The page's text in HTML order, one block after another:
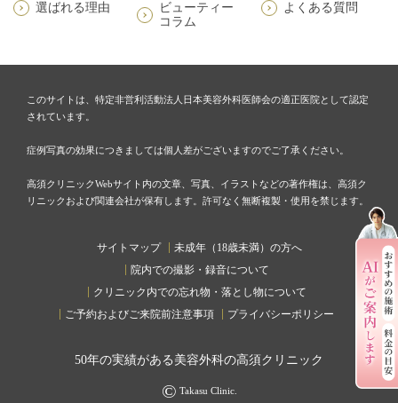
選ばれる理由
ビューティー
コラム
よくある質問
このサイトは、特定非営利活動法人日本美容外科医師会の適正医院として認定
されています。
症例写真の効果につきましては個人差がございますのでご了承ください。
高須クリニックWebサイト内の文章、写真、イラストなどの著作権は、高須ク
リニックおよび関連会社が保有します。許可なく無断複製・使用を禁じます。
サイトマップ
未成年（18歳未満）の方へ
院内での撮影・録音について
クリニック内での忘れ物・落とし物について
ご予約およびご来院前注意事項
プライバシーポリシー
50年の実績がある美容外科の高須クリニック
© Takasu Clinic.